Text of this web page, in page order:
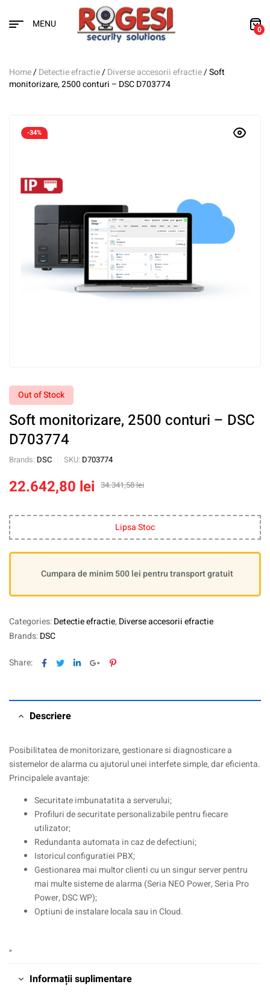
MENU 0
Home/Detectie efractie/Diverse accesorii efractie/ Soft
monitorizare, 2500 conturi – DSC D703774
-34%
Out of Stock
Soft monitorizare, 2500 conturi – DSC
D703774
Brands: DSC SKU: D703774
34.341,58lei
22.642,80 lei
Lipsa Stoc
Cumpara de minim 500 lei pentru transport gratuit
Categories:Detectie efractie, Diverse accesorii efractie
Brands:DSC
Share: Facebook
TwitterLinkedinGoogle+Pinterest
Descriere
Posibilitatea de monitorizare, gestionare si diagnosticare a
sistemelor de alarma cu ajutorul unei interfete simple, dar eficienta.
Principalele avantaje:
Securitate imbunatatita a serverului;
Profiluri de securitate personalizabile pentru fiecare
utilizator;
Redundanta automata in caz de defectiuni;
Istoricul configuratiei PBX;
Gestionarea mai multor clienti cu un singur server pentru
mai multe sisteme de alarma (Seria NEO Power, Seria Pro
Power, DSC WP);
Optiuni de instalare locala sau in Cloud.
„
Informații suplimentare